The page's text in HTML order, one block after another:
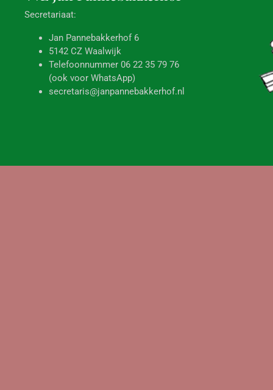
Secretariaat:
Jan Pannebakkerhof 6
5142 CZ Waalwijk
Telefoonnummer 06 22 35 79 76
(ook voor WhatsApp)
secretaris@janpannebakkerhof.nl